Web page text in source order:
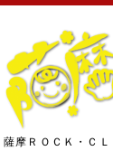
薩摩ＲＯＣＫ・Ｃ